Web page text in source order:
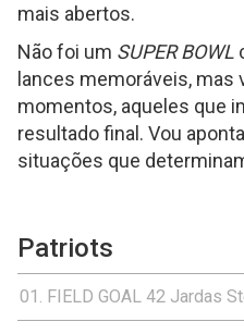
mais abertos.
Não foi um SUPER BOWL
lances memoráveis, mas
momentos, aqueles que
resultado final. Vou
situações que
Patriots
FIELD GOAL 42 Jardas